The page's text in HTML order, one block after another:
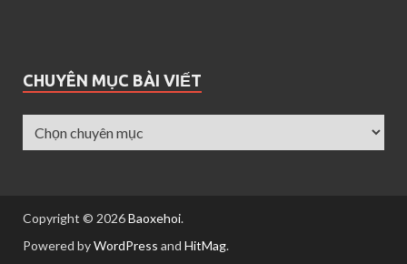
CHUYÊN MỤC BÀI VIẾT
Copyright © 2026Baoxehoi.
Powered byWordPress and HitMag.